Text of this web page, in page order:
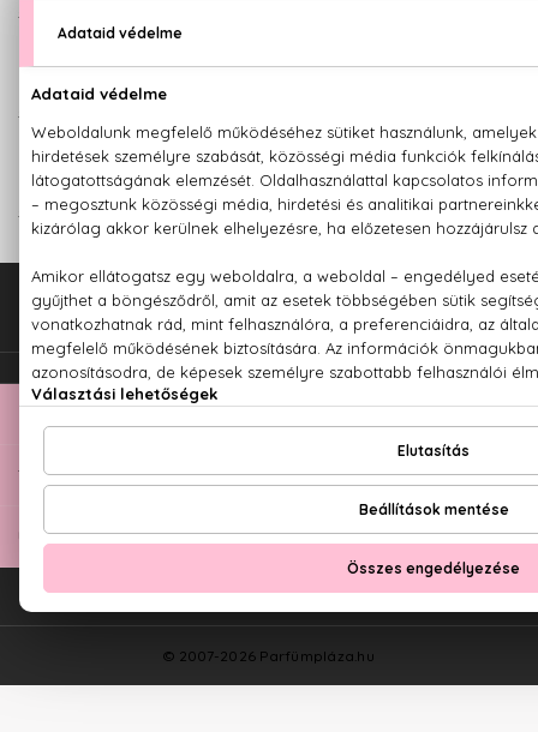
#MODUL::PRODUCT$24129,24128,24448#
JOOP! PARFÜMÖK:
#MODUL::PRODUCT$68,24150#
MÉG TÖBB AKCIÓS PARFÜM:
#MODUL::PRODUCT$20061,20662,25084,24077,454#
Fel az oldal tetejére!
TOP KATEGÓRIÁK
ÜGYFÉLSZOLGÁLAT
© 2007-2026 Parfümpláza.hu
ÁSZF Adatvédelem Szállítás és fizetés